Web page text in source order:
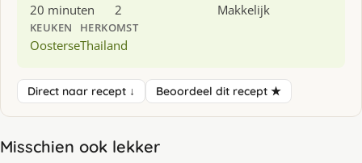
20 minuten 2 Makkelijk
KEUKEN
Oosterse
HERKOMST
Thailand
Direct naar recept ↓ Beoordeel dit recept ★
Misschien ook lekker